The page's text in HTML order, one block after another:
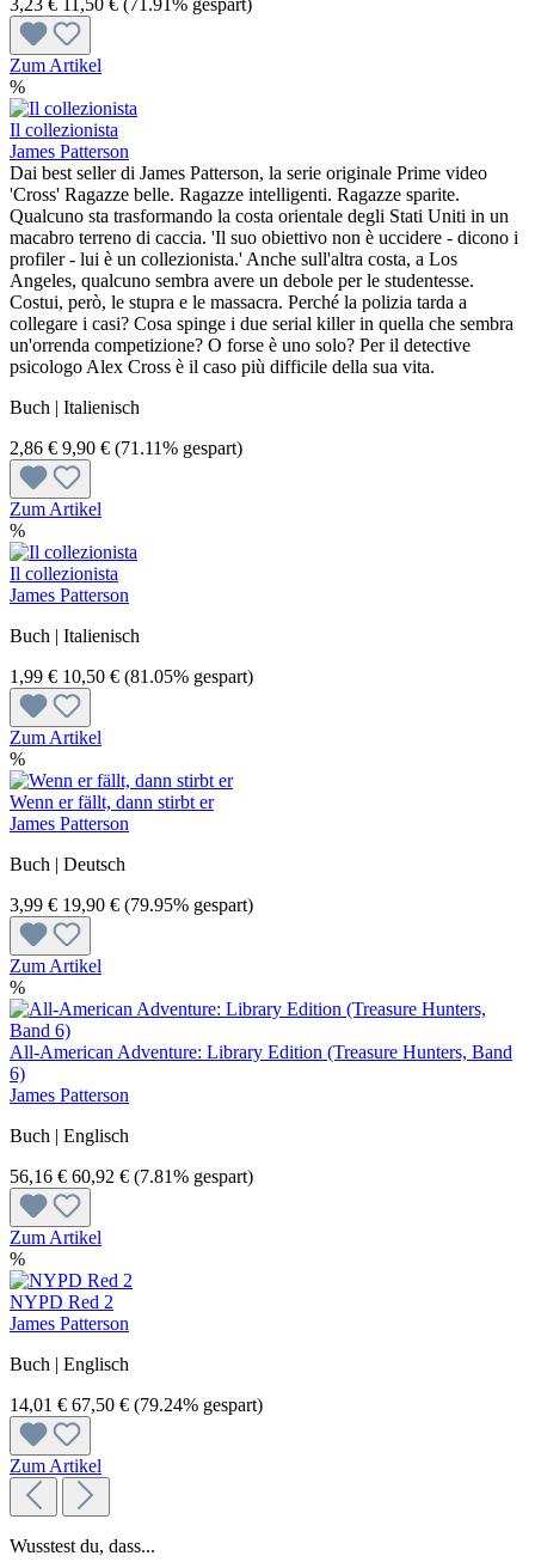
3,23 € 11,50 € (71.91% gespart)
Zum Artikel
%
Il collezionista
James Patterson
Dai best seller di James Patterson, la serie originale Prime video
'Cross' Ragazze belle. Ragazze intelligenti. Ragazze sparite.
Qualcuno sta trasformando la costa orientale degli Stati Uniti in un
macabro terreno di caccia. 'Il suo obiettivo non è uccidere - dicono i
profiler - lui è un collezionista.' Anche sull'altra costa, a Los
Angeles, qualcuno sembra avere un debole per le studentesse.
Costui, però, le stupra e le massacra. Perché la polizia tarda a
collegare i casi? Cosa spinge i due serial killer in quella che sembra
un'orrenda competizione? O forse è uno solo? Per il detective
psicologo Alex Cross è il caso più difficile della sua vita.
Buch | Italienisch
2,86 € 9,90 € (71.11% gespart)
Zum Artikel
%
Il collezionista
James Patterson
Buch | Italienisch
1,99 € 10,50 € (81.05% gespart)
Zum Artikel
%
Wenn er fällt, dann stirbt er
James Patterson
Buch | Deutsch
3,99 € 19,90 € (79.95% gespart)
Zum Artikel
%
All-American Adventure: Library Edition (Treasure Hunters, Band
6)
James Patterson
Buch | Englisch
56,16 € 60,92 € (7.81% gespart)
Zum Artikel
%
NYPD Red 2
James Patterson
Buch | Englisch
14,01 € 67,50 € (79.24% gespart)
Zum Artikel
Wusstest du, dass...